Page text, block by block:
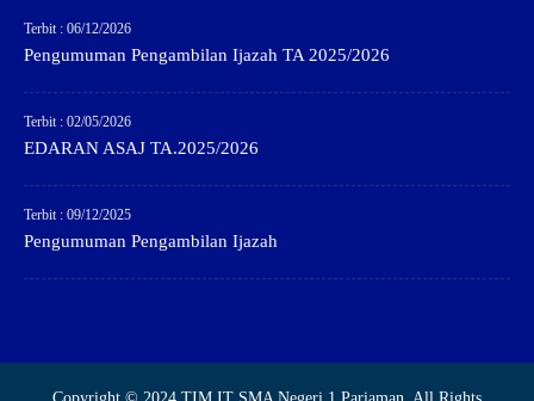
Terbit : 06/12/2026
Pengumuman Pengambilan Ijazah TA 2025/2026
Terbit : 02/05/2026
EDARAN ASAJ TA.2025/2026
Terbit : 09/12/2025
Pengumuman Pengambilan Ijazah
Copyright © 2024 TIM IT SMA Negeri 1 Pariaman. All Rights